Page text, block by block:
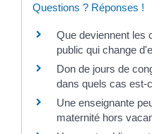
Questions ? Réponses !
Que deviennent les
public qui change
Don de jours de
dans quels cas est-
Une enseignante
maternité hors